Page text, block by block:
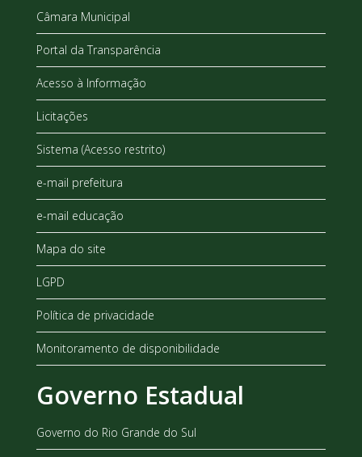
Câmara Municipal
Portal da Transparência
Acesso à Informação
Licitações
Sistema (Acesso restrito)
e-mail prefeitura
e-mail educação
Mapa do site
LGPD
Política de privacidade
Monitoramento de disponibilidade
Governo Estadual
Governo do Rio Grande do Sul